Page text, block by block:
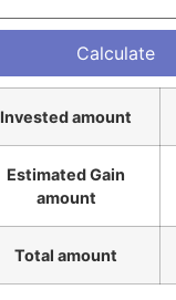
Invested amount
Estimated Gain
amount
Total amount